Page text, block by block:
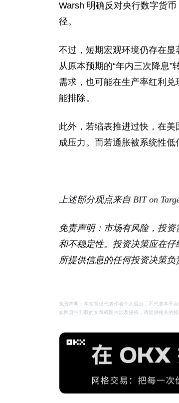
Warsh 明确反对央行数字货
径。
不过，短期宏观环境仍存在
从原本预期的“年内三次降息
需求，也可能在生产率红利
能排除。
此外，若缩表推进过快，在
成压力。而若通胀被系统性低
上述部分观点来自 BIT on
免责声明：市场有风险，投
和不稳定性。投资决策应在
所提供信息的任何投资决策负
免责声明：本文章仅代表作者个人观点，不代表本平
如网页中刊载的文章或图片涉及侵权，请提供相关的